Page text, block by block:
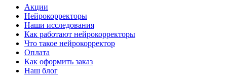
Акции
Нейрокорректоры
Наши исследования
Как работают нейрокорректоры
Что такое нейрокорректор
Оплата
Как оформить заказ
Наш блог